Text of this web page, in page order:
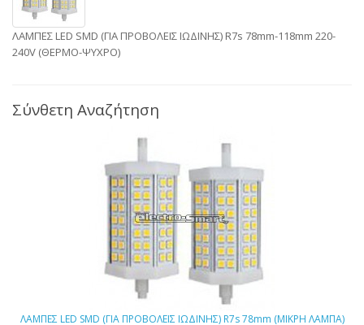
ΛΑΜΠΕΣ LED SMD (ΓΙΑ ΠΡΟΒΟΛΕΙΣ ΙΩΔΙΝΗΣ) R7s 78mm-118mm 220-
240V (ΘΕΡΜΟ-ΨΥΧΡΟ)
Σύνθετη Αναζήτηση
ΛΑΜΠΕΣ LED SMD (ΓΙΑ ΠΡΟΒΟΛΕΙΣ ΙΩΔΙΝΗΣ) R7s 78mm (ΜΙΚΡΗ ΛΑΜΠΑ)